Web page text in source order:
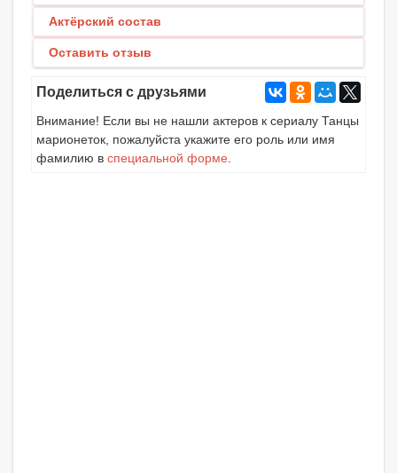
Актёрский состав
Оставить отзыв
Поделиться с друзьями
Внимание! Если вы не нашли актеров к сериалу Танцы
марионеток, пожалуйста укажите его роль или имя
фамилию в специальной форме